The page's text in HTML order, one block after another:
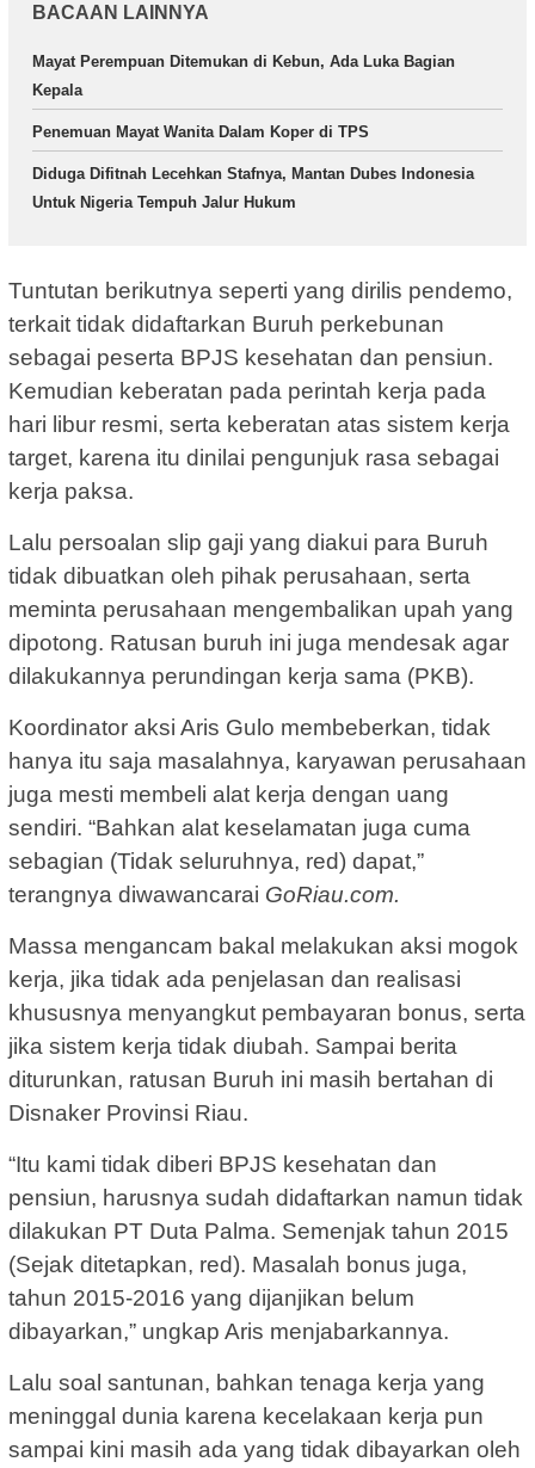
BACAAN LAINNYA
Mayat Perempuan Ditemukan di Kebun, Ada Luka Bagian
Kepala
Penemuan Mayat Wanita Dalam Koper di TPS
Diduga Difitnah Lecehkan Stafnya, Mantan Dubes Indonesia
Untuk Nigeria Tempuh Jalur Hukum
Tuntutan berikutnya seperti yang dirilis pendemo,
terkait tidak didaftarkan Buruh perkebunan
sebagai peserta BPJS kesehatan dan pensiun.
Kemudian keberatan pada perintah kerja pada
hari libur resmi, serta keberatan atas sistem kerja
target, karena itu dinilai pengunjuk rasa sebagai
kerja paksa.
Lalu persoalan slip gaji yang diakui para Buruh
tidak dibuatkan oleh pihak perusahaan, serta
meminta perusahaan mengembalikan upah yang
dipotong. Ratusan buruh ini juga mendesak agar
dilakukannya perundingan kerja sama (PKB).
Koordinator aksi Aris Gulo membeberkan, tidak
hanya itu saja masalahnya, karyawan perusahaan
juga mesti membeli alat kerja dengan uang
sendiri. “Bahkan alat keselamatan juga cuma
sebagian (Tidak seluruhnya, red) dapat,”
terangnya diwawancarai GoRiau.com.
Massa mengancam bakal melakukan aksi mogok
kerja, jika tidak ada penjelasan dan realisasi
khususnya menyangkut pembayaran bonus, serta
jika sistem kerja tidak diubah. Sampai berita
diturunkan, ratusan Buruh ini masih bertahan di
Disnaker Provinsi Riau.
“Itu kami tidak diberi BPJS kesehatan dan
pensiun, harusnya sudah didaftarkan namun tidak
dilakukan PT Duta Palma. Semenjak tahun 2015
(Sejak ditetapkan, red). Masalah bonus juga,
tahun 2015-2016 yang dijanjikan belum
dibayarkan,” ungkap Aris menjabarkannya.
Lalu soal santunan, bahkan tenaga kerja yang
meninggal dunia karena kecelakaan kerja pun
sampai kini masih ada yang tidak dibayarkan oleh